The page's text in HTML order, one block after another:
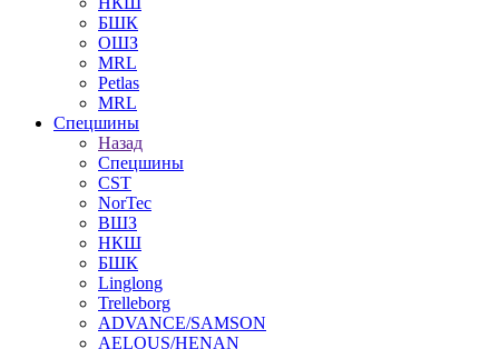
БШК
ОШЗ
MRL
Petlas
MRL
Спецшины
Назад
Спецшины
CST
NorTec
ВШЗ
НКШ
БШК
Linglong
Trelleborg
ADVANCE/SAMSON
AELOUS/HENAN